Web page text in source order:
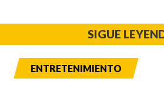
SIGUE
ENTRETENIMIENTO